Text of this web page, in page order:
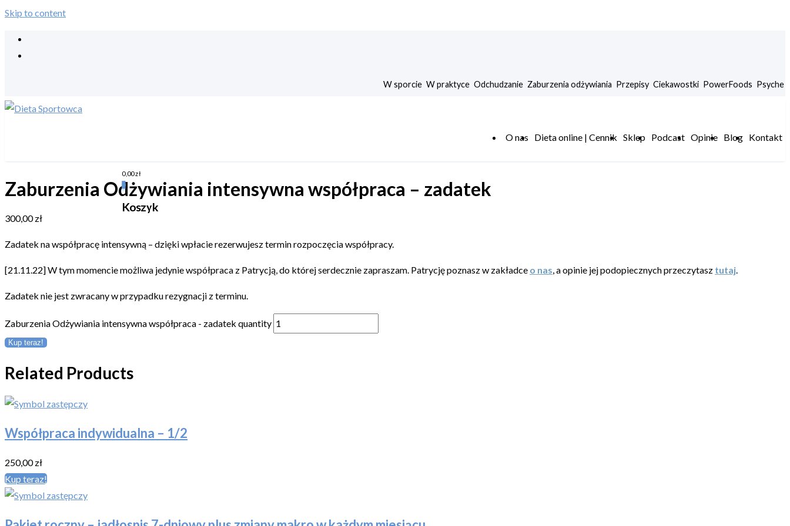
Skip to content
W sporcie W praktyce Odchudzanie Zaburzenia odżywiania Przepisy Ciekawostki PowerFoods Psyche
O nas Dieta online | Cennik Sklep Podcast Opinie Blog Kontakt
0,00zł
0
Koszyk
Zaburzenia Odżywiania intensywna współpraca – zadatek
300,00zł
Zadatek na współpracę intensywną – dzięki wpłacie rezerwujesz termin rozpoczęcia współpracy.
[21.11.22] W tym momencie możliwa jedynie współpraca z Patrycją, do której serdecznie zapraszam. Patrycję poznasz w zakładce o nas , a opinie jej podopiecznych przeczytasz tutaj
Zadatek nie jest zwracany w przypadku rezygnacji z terminu.
Zaburzenia Odżywiania intensywna współpraca - zadatek quantity
Kup teraz!
Related Products
Współpraca indywidualna – 1/2
250,00zł
Kup teraz!